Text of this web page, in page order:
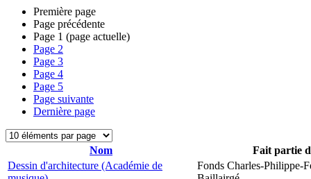
Première page
Page précédente
Page 1 (page actuelle)
Page 2
Page 3
Page 4
Page 5
Page suivante
Dernière page
Nom
Fait partie
Dessin d'architecture (Académie de
Fonds Charles-Philippe-